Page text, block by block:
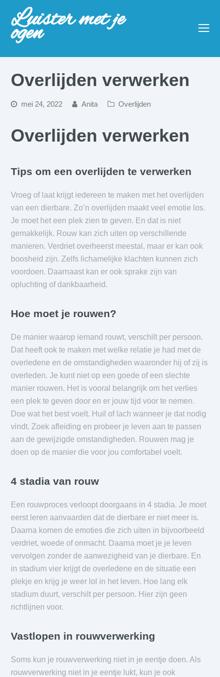
Luister met je
ogen
Overlijden verwerken
mei 24, 2022 Anita Overlijden
Overlijden verwerken
Tips om een overlijden te verwerken
Vroeg of laat krijgt iedereen te maken met het overlijden
van een dierbare. Zo’n overlijden maakt veel emotie los.
Je moet het een plek zien te geven. En dat is niet
gemakkelijk. Rouw kan zich uiten op verschillende
manieren. Verdriet overheerst meestal, maar er kan ook
boosheid zijn. Zelfs lichamelijke klachten kunnen zich
voordoen. Daarnaast kan er ook sprake zijn van
opluchting of dankbaarheid.
Hoe moet je rouwen?
De manier waarop iemand rouwt, verschilt per persoon.
Dat heeft ook te maken met welke relatie je had met de
overledene en de omstandigheden waaronder hij of zij is
overleden. Je kunt niet op een goede of een slechte
manier rouwen. Het is vooral belangrijk om het verlies
een plek te geven door en er jouw tijd voor te nemen.
Doe wat het best voelt. Huil of lach wanneer je dat nodig
vindt. Zoek afleiding en probeer je leven aan te passen
aan de gewijzigde omstandigheden. Rouwen mag je
doen op de manier die voor jou comfortabel voelt.
4 stadia van rouw
Een rouwproces verloopt doorgaans in 4 stadia. Je moet
eerst leren aanvaarden dat de dierbare er niet meer is.
Daarna komen de emoties die zich uiten in bijvoorbeeld
verdriet, woede of onmacht. Daarna moet je je leven
vervolgen zonder de aanwezigheid van je dierbare. En
in stadium vier krijgt de overledene en de situatie een
plekje en krijg je weer lol in het leven. Hoe lang elk
stadium duurt, verschilt per persoon. Hier zijn geen
richtlijnen voor.
Vastlopen in rouwverwerking
Soms kun je rouwverwerking niet in je eentje doen. Als
rouwverwerking niet in je eentje lukt, kun je ook